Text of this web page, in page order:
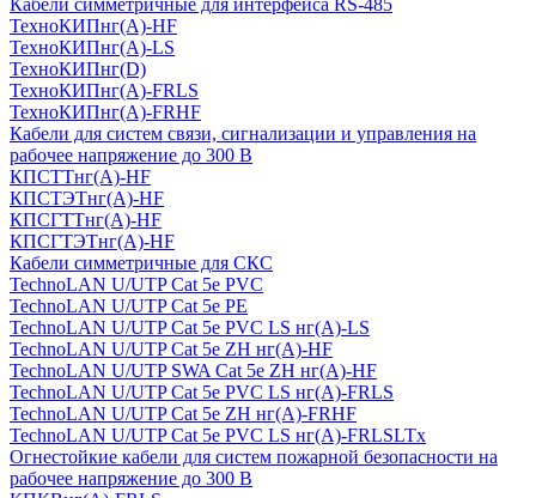
Кабели симметричные для интерфейса RS-485
ТеxноКИПнг(A)-HF
ТеxноКИПнг(A)-LS
ТеxноКИПнг(D)
ТехноКИПнг(A)-FRLS
ТехноКИПнг(A)-FRHF
Кабели для систем связи, сигнализации и управления на
рабочее напряжение до 300 В
КПСТТнг(A)-HF
КПСТЭТнг(A)-HF
КПСГТТнг(A)-HF
КПСГТЭТнг(A)-HF
Кабели симметричные для СКС
TechnoLAN U/UTP Cat 5e PVC
TechnoLAN U/UTP Cat 5e PE
TechnoLAN U/UTP Cat 5e PVC LS нг(A)-LS
TechnoLAN U/UTP Cat 5e ZH нг(A)-HF
TechnoLAN U/UTP SWA Cat 5e ZH нг(A)-HF
TechnoLAN U/UTP Cat 5e PVC LS нг(A)-FRLS
TechnoLAN U/UTP Cat 5e ZH нг(A)-FRHF
TechnoLAN U/UTP Cat 5e PVC LS нг(A)-FRLSLTx
Огнестойкие кабели для систем пожарной безопасности на
рабочее напряжение до 300 В